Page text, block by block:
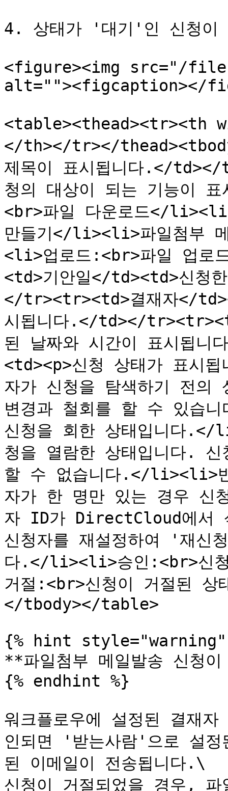
4. 상태가 '대기'인 신청이
<figure><img src="/files/
alt=""><figcaption></
<table><thead><tr><th
</th></tr></
제목이 표시됩니다.</
청의 대상이 되는 기능이
<br>파일 다운로드</
만들기</li><li>파일첨부
<li>업로드:<br>파일 업
<td>기안일</td><td>신청
</tr><tr><td>결재자</
시됩니다.</td></
된 날짜와 시간이 표시됩
<td><p>신청 상태가 표시
자가 신청을 탐색하기 전의
변경과 철회를 할 수 있습
신청을 회한 상태입니다
청을 열람한 상태입니다.
할 수 없습니다.</li><li>반
자가 한 명만 있는 경우 신
자 ID가 DirectCloud에서
신청자를 재설정하여 '재신
다.</li><li>승인:<br>신
거절:<br>신청이 거절된
</tbody></table>
{% hint style="warning"
**파일첨부 메일발송 신청
{% endhint %}
워크플로우에 설정된 결재
인되면 '받는사람'으로 설정
된 이메일이 전송됩니다.\
신청이 거절되었을 경우, 파